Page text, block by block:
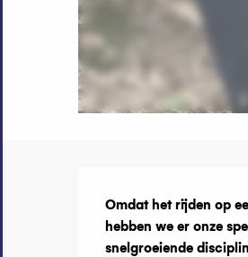
Omdat het rijden op
hebben we er onze
snelgroeiende